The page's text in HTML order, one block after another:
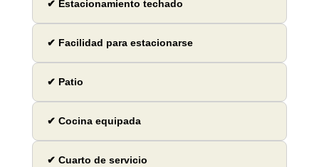
✔ Estacionamiento techado
✔ Facilidad para estacionarse
✔ Patio
✔ Cocina equipada
✔ Cuarto de servicio